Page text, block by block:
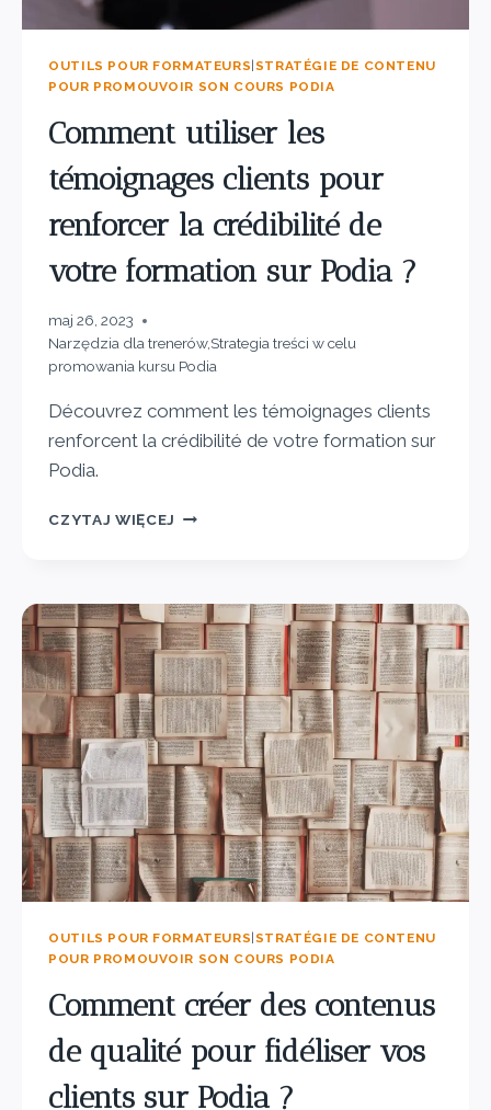
OUTILS POUR FORMATEURS|STRATÉGIE DE CONTENU
POUR PROMOUVOIR SON COURS PODIA
Comment utiliser les
témoignages clients pour
renforcer la crédibilité de
votre formation sur Podia ?
maj 26, 2023
Narzędzia dla trenerów,Strategia treści w celu
promowania kursu Podia
Découvrez comment les témoignages clients
renforcent la crédibilité de votre formation sur
Podia.
CZYTAJ WIĘCEJ
OUTILS POUR FORMATEURS STRATÉGIE DE CONTENU
POUR PROMOUVOIR SON COURS PODIA
Comment créer des contenus
de qualité pour fidéliser vos
clients sur Podia ?